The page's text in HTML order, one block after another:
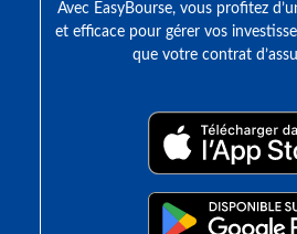
Avec EasyBourse, vous profitez
et efficace pour gérer vos
que votre contrat